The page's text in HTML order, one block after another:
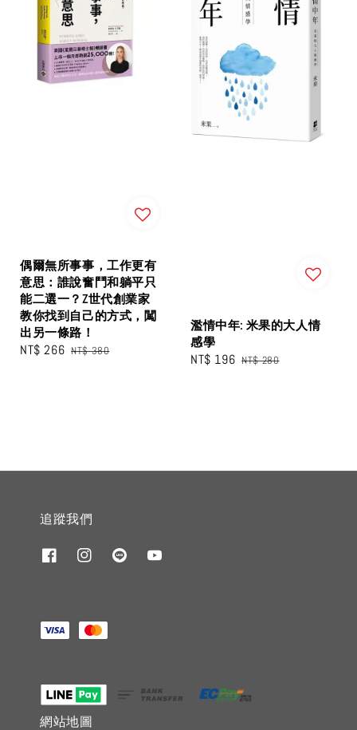
偶爾無所事事，工作更有
意思：誰說奮鬥和躺平只
能二選一？Z世代創業家
教你找到自己的方式，闖
出另一條路！
Sale
NT$ 266 Regular
NT$ 380
濫情中年: 米果的大人情
感學
Sale
NT$ 196 Regular
NT$ 280
追蹤我們
網站地圖